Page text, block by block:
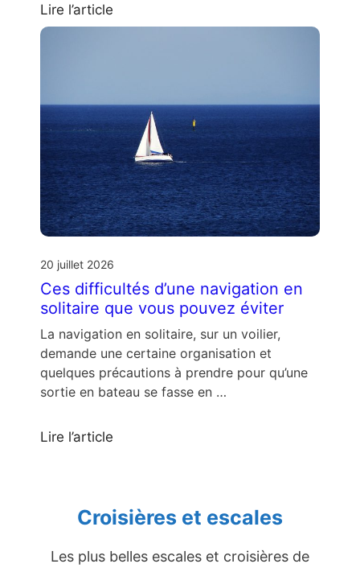
Lire l’article
20 juillet 2026
Ces difficultés d’une navigation en
solitaire que vous pouvez éviter
La navigation en solitaire, sur un voilier,
demande une certaine organisation et
quelques précautions à prendre pour qu’une
sortie en bateau se fasse en …
Lire l’article
Croisières et escales
Les plus belles escales et croisières de